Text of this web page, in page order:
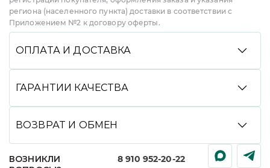
региона (населенного пункта) доставки в соответствии с
Приложением №2 к договору оферты.
ОПЛАТА И ДОСТАВКА
банковской картой онлайн, через СБП, Долями,
сервиса Яндекс Сплит, а также при получении
службами CDEK и DPD до пункта выдачи или
ГАРАНТИИ КАЧЕСТВА
продукции. Подтверждениями подлинности
нанесенный на каждое изделие, фирменная бирка
со всей обязательной информацией, клеймо
пробирной инспекции (для изделий, подлежащих
ВОЗВРАТ И ОБМЕН
Вы можете вернуть или обменять любое наше
украшение, купленное дистанционно, в течение
ВОЗНИКЛИ
8 910 952-20-22